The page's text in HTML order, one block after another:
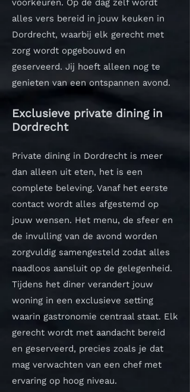
voorkeuren. Op de dag zelf wordt
alles vers bereid in jouw keuken in
Dordrecht, waarbij elk gerecht met
zorg wordt opgebouwd en
geserveerd. Jij hoeft alleen nog te
genieten van een ontspannen avond.
Exclusieve private dining in
Dordrecht
Private dining in Dordrecht is meer
dan alleen uit eten, het is een
complete beleving. Vanaf het eerste
contact wordt alles afgestemd op
jouw wensen. Het menu, de sfeer en
de invulling van de avond worden
zorgvuldig samengesteld zodat alles
naadloos aansluit op de gelegenheid.
Tijdens het diner verandert jouw
woning in een exclusieve setting
waarin gastronomie centraal staat. Elk
gerecht wordt met aandacht bereid
en geserveerd, precies zoals je dat
mag verwachten van een chef met
ervaring op hoog niveau.